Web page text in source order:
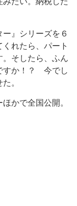
』シリーズを６
れたら、パート
。そしたら、ふん
すか！？ 今でし
。
かで全国公開。